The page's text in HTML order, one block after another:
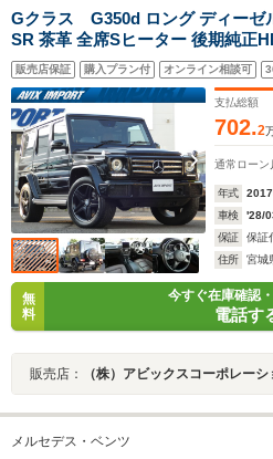
Gクラス G350d ロング ディー
SR 茶革 全席Sヒーター 後期純正
CarPlay&地デジ harman/kardonサ
ドライン付)&PTS ディストロニッ
スポット 純正OP20AW 禁煙
販売店保証 購入プラン付 オンライン相談可
支払総額
702.2
通常ローン
年式 2017
車検
'28/
保証
保証
住所
宮城
無
料
今すぐ在庫確認
電話す
販売店： （株）アビックスコーポレーション ＡＶ
メルセデス・ベンツ